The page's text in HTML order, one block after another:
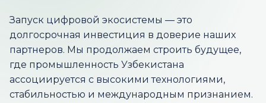
Запуск цифровой экосистемы — это
долгосрочная инвестиция в доверие наших
партнеров. Мы продолжаем строить будущее,
где промышленность Узбекистана
ассоциируется с высокими технологиями,
стабильностью и международным признанием.